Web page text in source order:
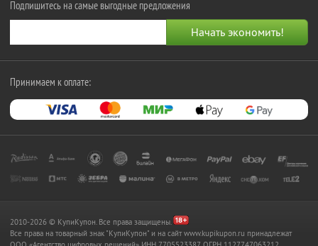
Подпишитесь на самые выгодные предложения
Принимаем к оплате:
2010-2026 © КупиКупон. Все права защищены.
Все права на товарный знак "КупиКупон" и на сайт www.kupikupon.ru принадлежат